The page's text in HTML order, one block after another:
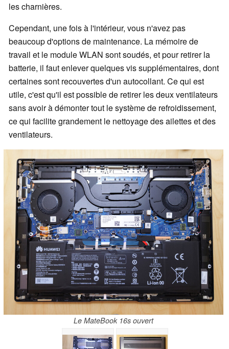
les charnières.
Cependant, une fois à l'intérieur, vous n'avez pas
beaucoup d'options de maintenance. La mémoire de
travail et le module WLAN sont soudés, et pour retirer la
batterie, il faut enlever quelques vis supplémentaires, dont
certaines sont recouvertes d'un autocollant. Ce qui est
utile, c'est qu'il est possible de retirer les deux ventilateurs
sans avoir à démonter tout le système de refroidissement,
ce qui facilite grandement le nettoyage des ailettes et des
ventilateurs.
Le MateBook 16s ouvert